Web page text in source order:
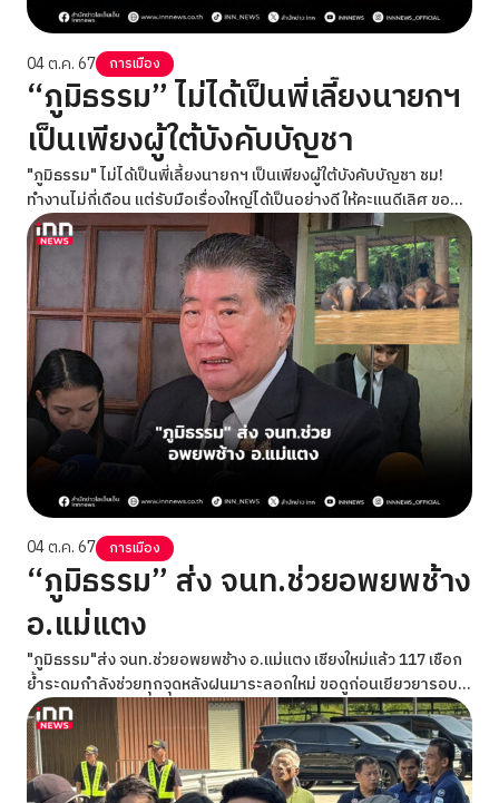
04 ต.ค. 67 การเมือง
“ภูมิธรรม” ไม่ได้เป็นพี่เลี้ยงนายกฯ
เป็นเพียงผู้ใต้บังคับบัญชา
"ภูมิธรรม" ไม่ได้เป็นพี่เลี้ยงนายกฯ เป็นเพียงผู้ใต้บังคับบัญชา ชม!
ทำงานไม่กี่เดือน แต่รับมือเรื่องใหญ่ได้เป็นอย่างดี ให้คะเเนดีเลิศ ขอ
เวลาพิสูจน์ศักยภาพผู้นำ
04 ต.ค. 67 การเมือง
“ภูมิธรรม” ส่ง จนท.ช่วยอพยพช้าง
อ.แม่แตง
"ภูมิธรรม"ส่ง จนท.ช่วยอพยพช้าง อ.แม่แตง เชียงใหม่แล้ว 117 เชือก
ย้ำระดมกำลังช่วยทุกจุดหลังฝนมาระลอกใหม่ ขอดูก่อนเยียวยารอบ
ใหม่